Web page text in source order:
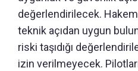
değerlendirilecek.
teknik açıdan uygun
riski taşıdığı
izin verilmeyecek.